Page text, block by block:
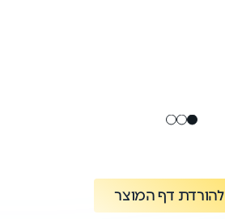
להורדת דף המוצר